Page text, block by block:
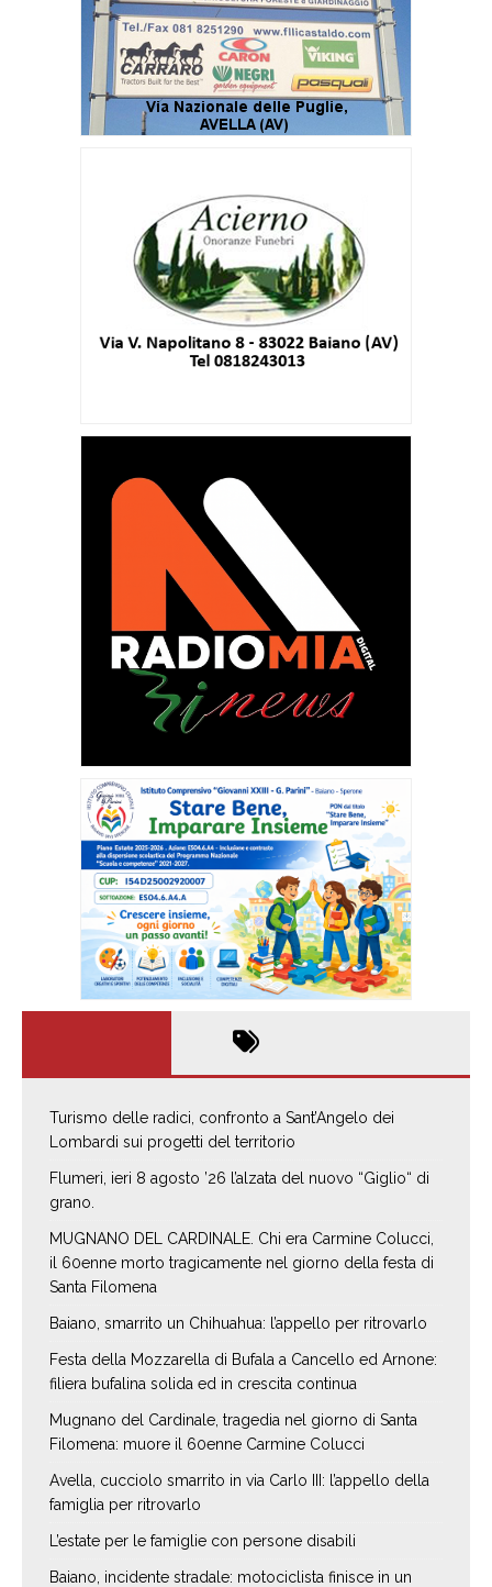
Turismo delle radici, confronto a Sant’Angelo dei
Lombardi sui progetti del territorio
Flumeri, ieri 8 agosto ’26 l’alzata del nuovo “Giglio“ di
grano.
MUGNANO DEL CARDINALE. Chi era Carmine Colucci,
il 60enne morto tragicamente nel giorno della festa di
Santa Filomena
Baiano, smarrito un Chihuahua: l’appello per ritrovarlo
Festa della Mozzarella di Bufala a Cancello ed Arnone:
filiera bufalina solida ed in crescita continua
Mugnano del Cardinale, tragedia nel giorno di Santa
Filomena: muore il 60enne Carmine Colucci
Avella, cucciolo smarrito in via Carlo III: l’appello della
famiglia per ritrovarlo
L’estate per le famiglie con persone disabili
Baiano, incidente stradale: motociclista finisce in un